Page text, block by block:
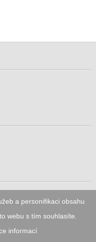
a personifikaci obsahu
webu s tím souhlasíte.
informací